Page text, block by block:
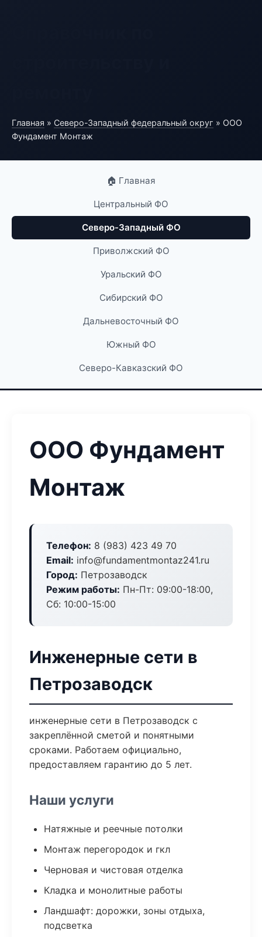
Главная » Северо-Западный федеральный округ » ООО
Фундамент Монтаж
🏠 Главная
Центральный ФО
Северо-Западный ФО
Приволжский ФО
Уральский ФО
Сибирский ФО
Дальневосточный ФО
Южный ФО
Северо-Кавказский ФО
ООО Фундамент
Монтаж
Телефон: 8 (983) 423 49 70
Email: info@fundamentmontaz241.ru
Город: Петрозаводск
Режим работы: Пн-Пт: 09:00-18:00,
Сб: 10:00-15:00
Инженерные сети в
Петрозаводск
инженерные сети в Петрозаводск с
закреплённой сметой и понятными
сроками. Работаем официально,
предоставляем гарантию до 5 лет.
Наши услуги
Натяжные и реечные потолки
Монтаж перегородок и гкл
Черновая и чистовая отделка
Кладка и монолитные работы
Ландшафт: дорожки, зоны отдыха,
подсветка